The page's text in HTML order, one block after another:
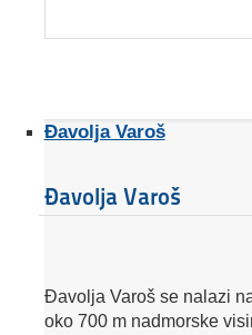
Đavolja Varoš
Đavolja Varoš
Đavolja Varoš se nalazi
oko 700 m nadmorske